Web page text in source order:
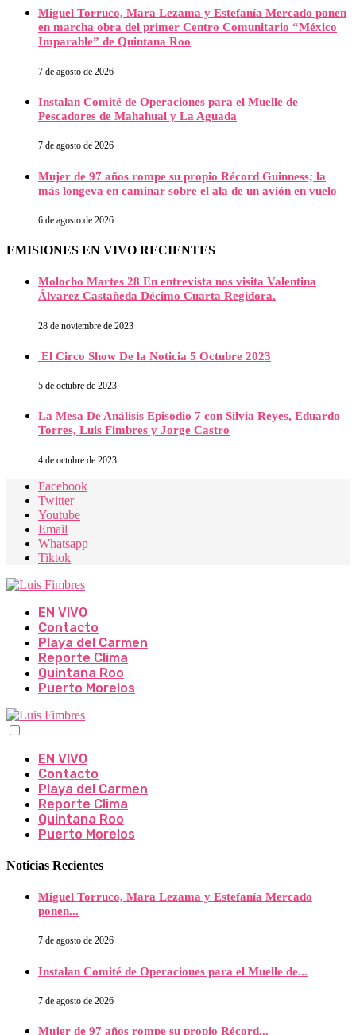
Miguel Torruco, Mara Lezama y Estefanía Mercado ponen
en marcha obra del primer Centro Comunitario “México
Imparable” de Quintana Roo
7 de agosto de 2026
Instalan Comité de Operaciones para el Muelle de
Pescadores de Mahahual y La Aguada
7 de agosto de 2026
Mujer de 97 años rompe su propio Récord Guinness; la
más longeva en caminar sobre el ala de un avión en vuelo
6 de agosto de 2026
EMISIONES EN VIVO RECIENTES
Molocho Martes 28 En entrevista nos visita Valentina
Álvarez Castañeda Décimo Cuarta Regidora.
28 de noviembre de 2023
El Circo Show De la Noticia 5 Octubre 2023
5 de octubre de 2023
La Mesa De Análisis Episodio 7 con Silvia Reyes, Eduardo
Torres, Luis Fimbres y Jorge Castro
4 de octubre de 2023
Facebook
Twitter
Youtube
Email
Whatsapp
Tiktok
EN VIVO
Contacto
Playa del Carmen
Reporte Clima
Quintana Roo
Puerto Morelos
EN VIVO
Contacto
Playa del Carmen
Reporte Clima
Quintana Roo
Puerto Morelos
Noticias Recientes
Miguel Torruco, Mara Lezama y Estefanía Mercado
ponen...
7 de agosto de 2026
Instalan Comité de Operaciones para el Muelle de...
7 de agosto de 2026
Mujer de 97 años rompe su propio Récord...